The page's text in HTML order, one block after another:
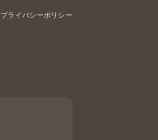
プライバシーポリシー